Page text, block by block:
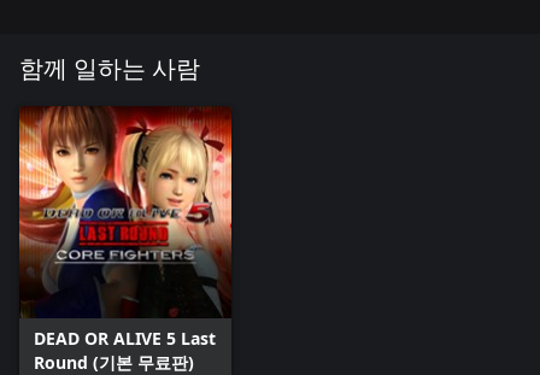
함께 일하는 사람
DEAD OR ALIVE 5 Last
Round (기본 무료판)